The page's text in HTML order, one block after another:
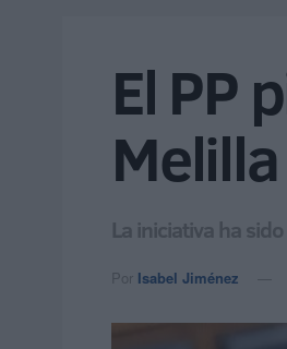
El PP
La iniciativa ha
Por Isabel Jiménez